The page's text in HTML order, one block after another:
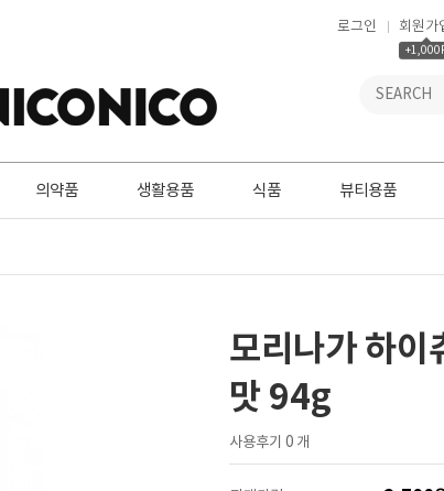
로그인 회원가
의약품 생활용품 식품 뷰티용품
모리나가 하이
맛 94g
사용후기 0 개